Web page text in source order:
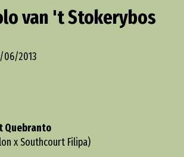
van 't Stokerybos
06/2013
Quebranto
x Southcourt Filipa)